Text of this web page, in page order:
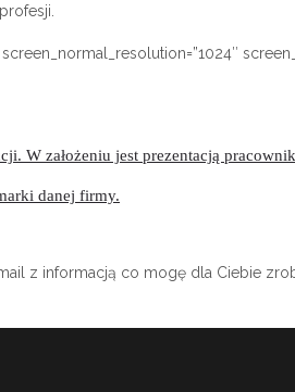
założeniu jest prezentacją
danej firmy.
z informacją co mogę dla Ciebie